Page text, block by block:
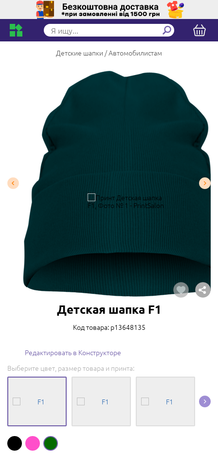
Детские шапки Автомобилистам
Детская шапка F1
Код товара: p13648135
Редактировать в Конструкторе
Выберите цвет, размер товара и принта: